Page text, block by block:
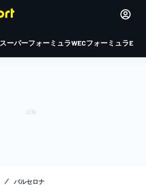
スーパーフォーミュラWECフォーミュラE
バルセロナ